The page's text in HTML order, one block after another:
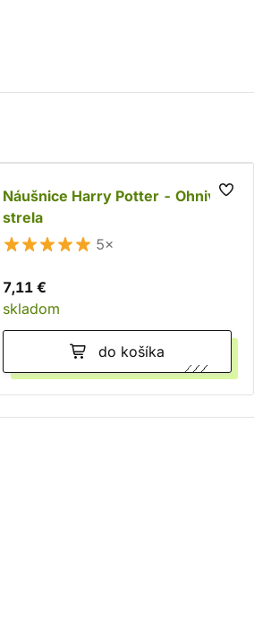
Náušnice Harry Potter - Ohnivá
strela
5×
7,11 €
skladom
do košíka